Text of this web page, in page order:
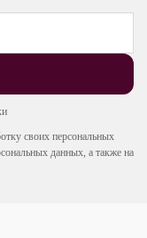
своих персональных
данных, а также на